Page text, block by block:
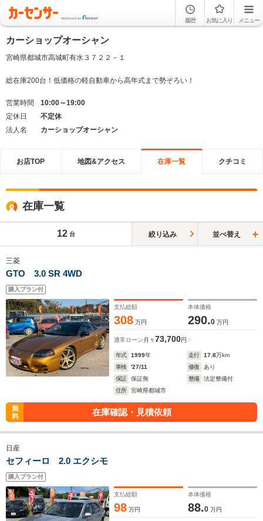
履歴 お気に入り メニュー
カーショップオーシャン
宮崎県都城市高城町有水３７２２－１
総在庫200台！低価格の軽自動車から高年式まで勢ぞろい！
営業時間
10:00～19:00
定休日
不定休
法人名
カーショップオーシャン
お店TOP 地図&アクセス 在庫一覧 クチコミ
在庫一覧
12 台 絞り込み 並べ替え
三菱
GTO 3.0 SR 4WD
購入プラン付
支払総額
308 万円
本体価格
290.0 万円
通常ローン 月々73,700円
年式 1999年 走行 17.8万km
車検
'27/11 修復
あり
保証
保証無 整備
法定整備付
住所
宮崎県都城市
無
料
在庫確認・見積依頼
日産
セフィーロ 2.0 エクシモ
購入プラン付
支払総額
98 万円
本体価格
88.0 万円